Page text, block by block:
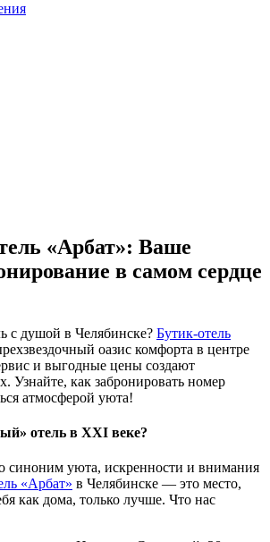
«Арбат»: Ваше
в самом сердце
с душой в Челябинске? Бутик-отель
оазис комфорта в центре
и выгодные цены создают
Узнайте, как забронировать номер
атмосферой уюта!
отель в XXI веке?
синоним уюта, искренности и внимания
«Арбат» в Челябинске — это место,
как дома, только лучше. Что нас